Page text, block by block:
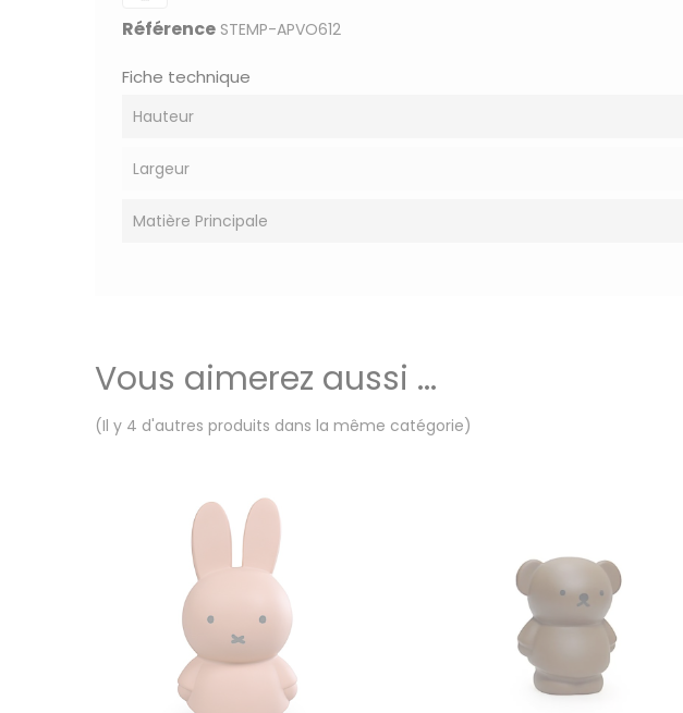
Référence STEMP-APVO612
Fiche technique
Hauteur
Largeur
Matière Principale
Vous aimerez aussi ...
(Il y 4 d'autres produits dans la même catégorie)